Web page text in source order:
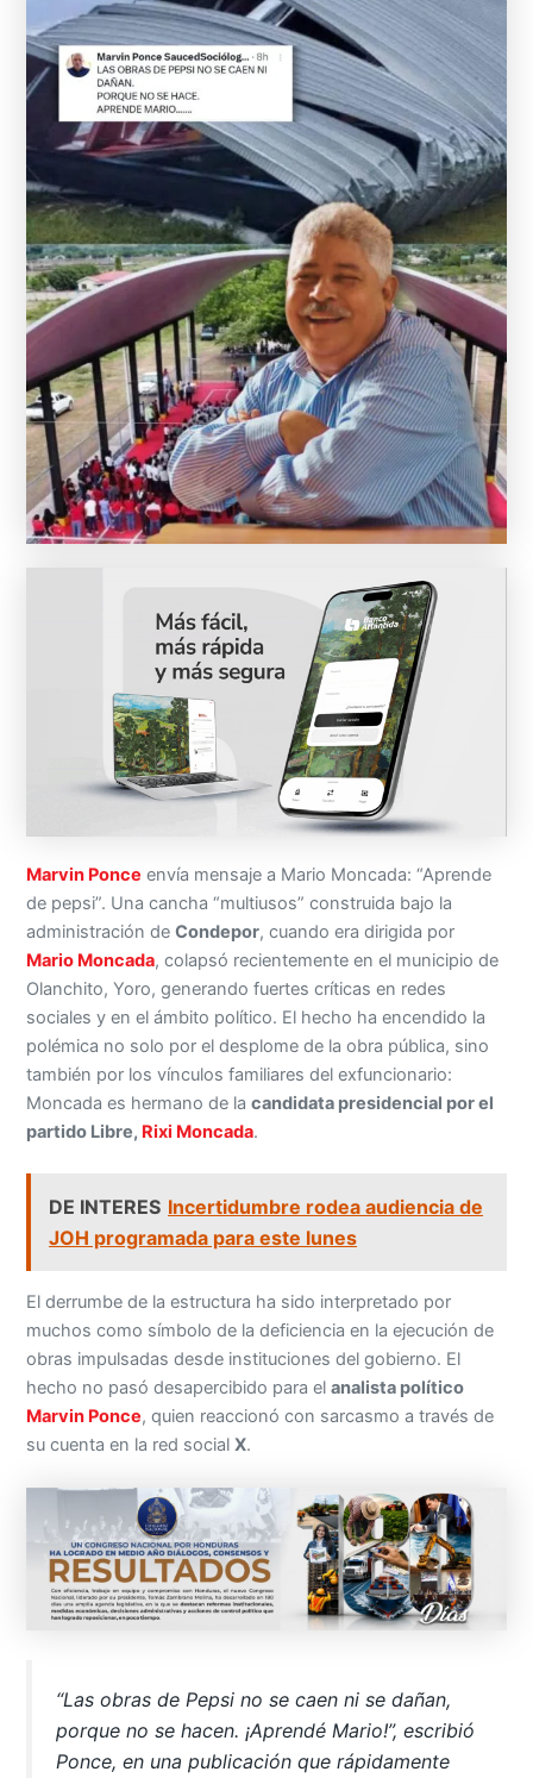
Marvin Ponce envía mensaje a Mario Moncada: “Aprende
de pepsi”. Una cancha “multiusos” construida bajo la
administración deCondepor, cuando era dirigida por
Mario Moncada, colapsó recientemente en el municipio de
Olanchito, Yoro, generando fuertes críticas en redes
sociales y en el ámbito político. El hecho ha encendido la
polémica no solo por el desplome de la obra pública, sino
también por los vínculos familiares del exfuncionario:
Moncada es hermano de lacandidata presidencial por el
partido Libre, Rixi Moncada.
DE INTERES Incertidumbre rodea audiencia de
JOH programada para este lunes
El derrumbe de la estructura ha sido interpretado por
muchos como símbolo de la deficiencia en la ejecución de
obras impulsadas desde instituciones del gobierno. El
hecho no pasó desapercibido para elanalista político
Marvin Ponce, quien reaccionó con sarcasmo a través de
su cuenta en la red socialX.
“Las obras de Pepsi no se caen ni se dañan,
porque no se hacen. ¡Aprendé Mario!”, escribió
Ponce, en una publicación que rápidamente